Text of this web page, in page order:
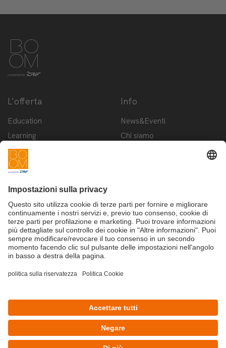
L'offerta
Education
Learning
Innovation
Startup
Info
News&Eventi
Chi siamo
Iscriviti alla newsletter BOOM
This site is protected by reCAPTCHA and the Google
Terms of Serviceapply
©Copyright 2025 - CRIF S.p.A.
CRIF S.p.A.: Via della Beverara, 21 | 40131 Bologna | Italy